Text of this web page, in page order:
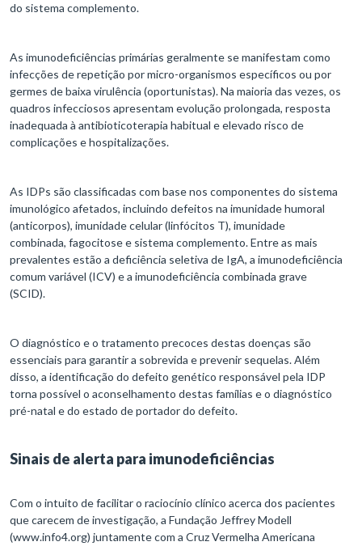
do sistema complemento.
As imunodeficiências primárias geralmente se manifestam como
infecções de repetição por micro-organismos específicos ou por
germes de baixa virulência (oportunistas). Na maioria das vezes, os
quadros infecciosos apresentam evolução prolongada, resposta
inadequada à antibioticoterapia habitual e elevado risco de
complicações e hospitalizações.
As IDPs são classificadas com base nos componentes do sistema
imunológico afetados, incluindo defeitos na imunidade humoral
(anticorpos), imunidade celular (linfócitos T), imunidade
combinada, fagocitose e sistema complemento. Entre as mais
prevalentes estão a deficiência seletiva de IgA, a imunodeficiência
comum variável (ICV) e a imunodeficiência combinada grave
(SCID).
O diagnóstico e o tratamento precoces destas doenças são
essenciais para garantir a sobrevida e prevenir sequelas. Além
disso, a identificação do defeito genético responsável pela IDP
torna possível o aconselhamento destas famílias e o diagnóstico
pré-natal e do estado de portador do defeito.
Sinais de alerta para imunodeficiências
Com o intuito de facilitar o raciocínio clínico acerca dos pacientes
que carecem de investigação, a Fundação Jeffrey Modell
(www.info4.org) juntamente com a Cruz Vermelha Americana